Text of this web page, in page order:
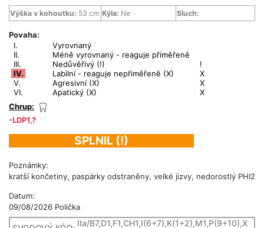
Výška v kohoutku: 53 cm Kýla: Ne Sluch:
Povaha:
I.
Vyrovnaný
II.
Méně vyrovnaný - reaguje přiměřeně
III.
Nedůvěřivý (!)
!
IV.
Labilní - reaguje nepřiměřeně (X)
X
V.
Agresivní (X)
X
VI.
Apatický (X)
X
Chrup:
-LDP1,?
SPLNIL (!)
Poznámky:
kratší končetiny, paspárky odstraněny, velké jizvy, nedorostlý PHI2
Datum:
09/08/2026 Polička
IIa/B7,D1,F1,CH1,I(6+7),K(1+2),M1,P(9+10),X